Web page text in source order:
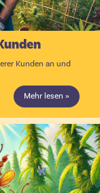
Kunden an und
Mehr lesen »